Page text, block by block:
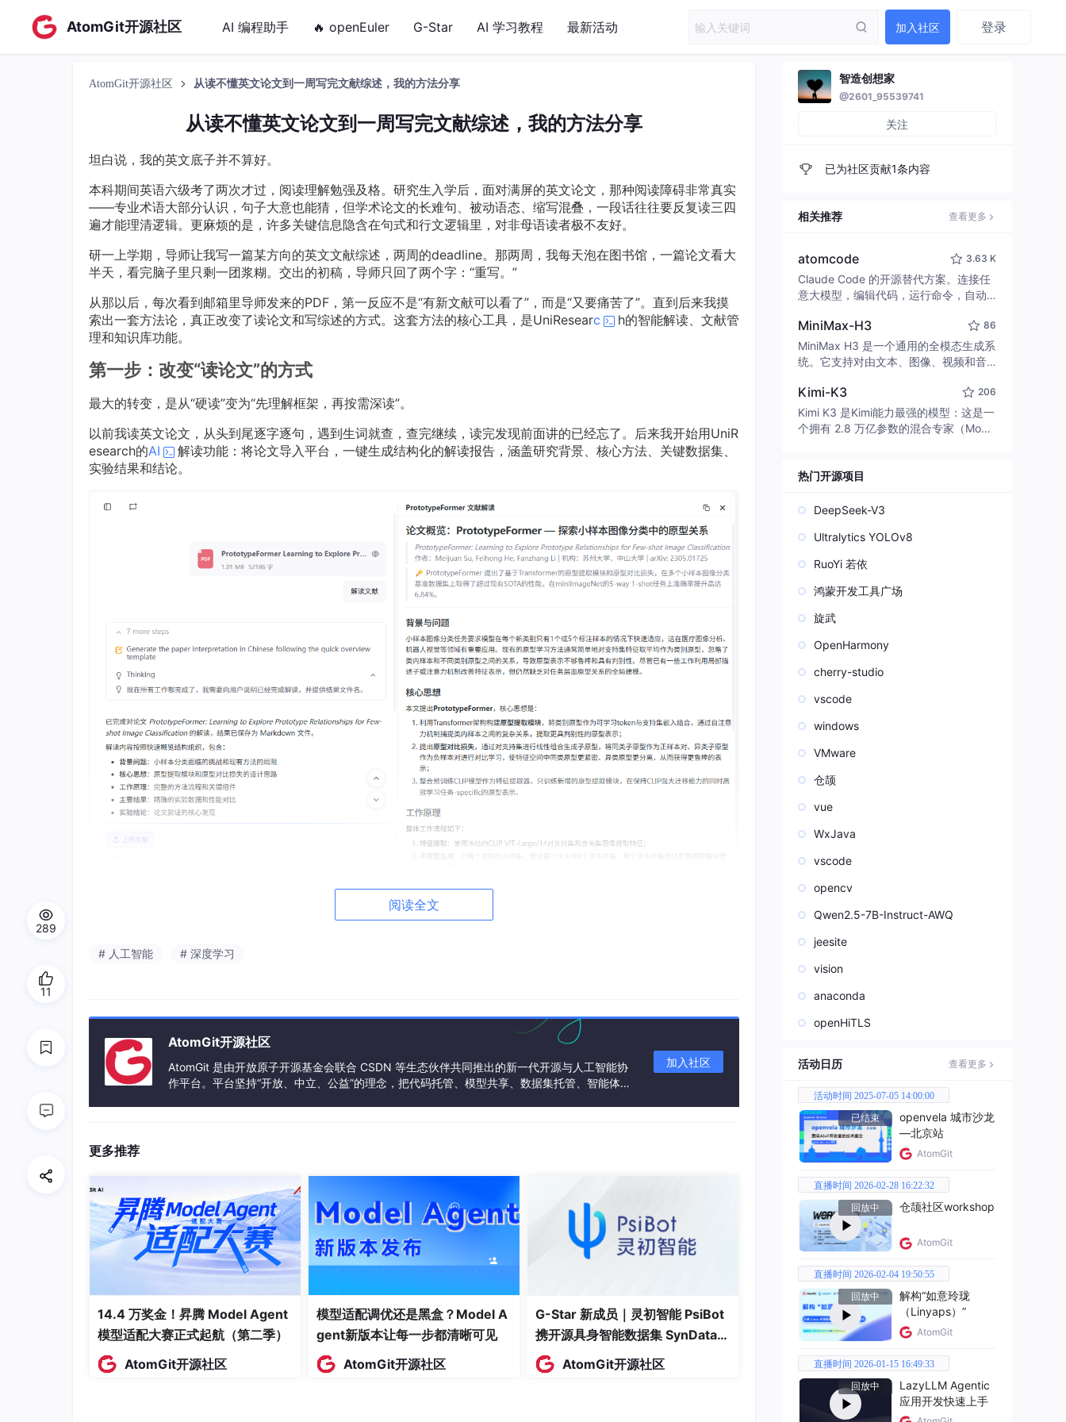
AtomGit开源社区 AI 编程助手 🔥 openEuler G-Star AI 学习教程 最新活动 加入社区 登录
AtomGit开源社区 从读不懂英文论文到一周写完文献综述，我的方法分享
从读不懂英文论文到一周写完文献综述，我的方法分享
坦白说，我的英文底子并不算好。
本科期间英语六级考了两次才过，阅读理解勉强及格。研究生入学后，面对满屏的英文论文，那种阅读障碍非常真实
——专业术语大部分认识，句子大意也能猜，但学术论文的长难句、被动语态、缩写混叠，一段话往往要反复读三四
遍才能理清逻辑。更麻烦的是，许多关键信息隐含在句式和行文逻辑里，对非母语读者极不友好。
研一上学期，导师让我写一篇某方向的英文文献综述，两周的deadline。那两周，我每天泡在图书馆，一篇论文看大
半天，看完脑子里只剩一团浆糊。交出的初稿，导师只回了两个字：“重写。”
从那以后，每次看到邮箱里导师发来的PDF，第一反应不是“有新文献可以看了”，而是“又要痛苦了”。直到后来我摸
索出一套方法论，真正改变了读论文和写综述的方式。这套方法的核心工具，是UniResearc
h的智能解读、文献管
理和知识库功能。
第一步：改变“读论文”的方式
最大的转变，是从“硬读”变为“先理解框架，再按需深读”。
以前我读英文论文，从头到尾逐字逐句，遇到生词就查，查完继续，读完发现前面讲的已经忘了。后来我开始用UniR
esearch的AI
解读功能：将论文导入平台，一键生成结构化的解读报告，涵盖研究背景、核心方法、关键数据集、
实验结果和结论。
这个转变对我而言是根本性的。以前一天只能勉强读完一篇论文的核心部分，现在可以一天快速过三四篇的框架，再
挑选最相关的几篇进行深度精读。精读方法从“逐字翻译”变成了“框架优先”，效率提升了两三倍。
第二步：用交互式追问解决“卡壳”
以前遇到这种情况，只能去翻参考文献、问师兄、或者在海量网页里搜索。效率低，而且找到的信息不一定准确。
UniResearch的交互式追问功能解决了这个问题。在完成AI解读后，我可以直接对不理解的部分提出追问。
以PrototypeFormer这篇论文为例，读完解读报告后，我对“原型对比损失”的具体实现方式还有些疑惑，于是直接在
平台上追问：
“PrototypeFormer的原型对比损失具体是如何构造正负样本对的？”
我还追问了另一个细节：
“为什么2层Transformer结构比4层或6层效果更好？”
阅读全文
# 人工智能 # 深度学习
AtomGit开源社区
AtomGit 是由开放原子开源基金会联合 CSDN 等生态伙伴共同推出的新一代开源与人工智能协
作平台。平台坚持“开放、中立、公益”的理念，把代码托管、模型共享、数据集托管、智能体开
加入社区
更多推荐
14.4 万奖金！昇腾 Model Agent
模型适配大赛正式起航（第二季）
AtomGit开源社区
模型适配调优还是黑盒？Model A
gent新版本让每一步都清晰可见
AtomGit开源社区
G-Star 新成员｜灵初智能 PsiBot
携开源具身智能数据集 SynData
入驻 AtomGit
AtomGit开源社区
289
11
智造创想家
@2601_95539741
关注
已为社区贡献1条内容
相关推荐 查看更多
atomcode 3.63 K
Claude Code 的开源替代方案。连接任
意大模型，编辑代码，运行命令，自动
致性能。 ｜ An open-source alternativ
e to Claude Code. Connect any LLM,
edit code, run commands, and verify
MiniMax-H3 86
MiniMax H3 是一个通用的全模态生成系
统。它支持对由文本、图像、视频和音
并能生成分辨率高达 2K、时长可达 15
秒的带原生立体声音频的视频。得益于
面向任务泛化的系统设计，H3 在预训练
模态指令。
Kimi-K3 206
Kimi K3 是Kimi能力最强的模型：这是一
个拥有 2.8 万亿参数的混合专家（Mo
热门开源项目
DeepSeek-V3
Ultralytics YOLOv8
RuoYi 若依
鸿蒙开发工具广场
旋武
OpenHarmony
cherry-studio
vscode
windows
VMware
仓颉
vue
WxJava
vscode
opencv
Qwen2.5-7B-Instruct-AWQ
jeesite
vision
anaconda
openHiTLS
活动日历 查看更多
活动时间 2025-07-05 14:00:00
已结束
openvela 城市沙龙
—北京站
AtomGit
直播时间 2026-02-28 16:22:32
回放中
仓颉社区workshop
AtomGit
直播时间 2026-02-04 19:50:55
回放中
解构“如意玲珑
（Linyaps）”
AtomGit
直播时间 2026-01-15 16:49:33
回放中
LazyLLM Agentic
应用开发快速上手